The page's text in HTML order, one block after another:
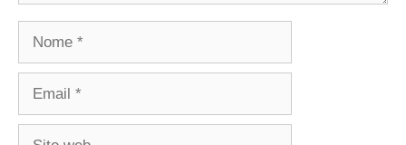
Nome
Email
Sito